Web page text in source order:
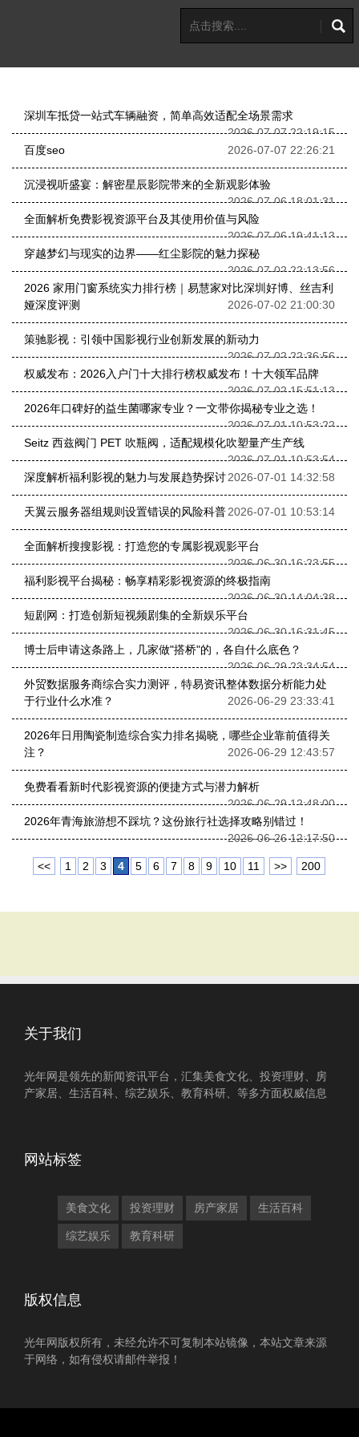
深圳车抵贷一站式车辆融资，简单高效适配全场景需求
2026-07-07 22:19:15
百度seo
2026-07-07 22:26:21
沉浸视听盛宴：解密星辰影院带来的全新观影体验
2026-07-06 18:01:31
全面解析免费影视资源平台及其使用价值与风险
2026-07-06 19:41:13
穿越梦幻与现实的边界——红尘影院的魅力探秘
2026-07-02 22:13:56
2026 家用门窗系统实力排行榜｜易慧家对比深圳好博、丝吉利
娅深度评测
2026-07-02 21:00:30
策驰影视：引领中国影视行业创新发展的新动力
2026-07-02 22:36:56
权威发布：2026入户门十大排行榜权威发布！十大领军品牌
2026-07-02 15:51:13
2026年口碑好的益生菌哪家专业？一文带你揭秘专业之选！
2026-07-01 10:53:22
Seitz 西兹阀门 PET 吹瓶阀，适配规模化吹塑量产生产线
2026-07-01 10:53:54
深度解析福利影视的魅力与发展趋势探讨2026-07-01 14:32:58
天翼云服务器组规则设置错误的风险科普2026-07-01 10:53:14
全面解析搜搜影视：打造您的专属影视观影平台
2026-06-30 16:23:55
福利影视平台揭秘：畅享精彩影视资源的终极指南
2026-06-30 14:04:38
短剧网：打造创新短视频剧集的全新娱乐平台
2026-06-30 16:31:45
博士后申请这条路上，几家做"搭桥"的，各自什么底色？
2026-06-29 23:34:54
外贸数据服务商综合实力测评，特易资讯整体数据分析能力处
于行业什么水准？
2026-06-29 23:33:41
2026年日用陶瓷制造综合实力排名揭晓，哪些企业靠前值得关
注？
2026-06-29 12:43:57
免费看看新时代影视资源的便捷方式与潜力解析
2026-06-29 12:48:00
2026年青海旅游想不踩坑？这份旅行社选择攻略别错过！
2026-06-26 12:17:50
<< 1 2 3 4 5 6 7 8 9 10 11 >> 200
关于我们
光年网是领先的新闻资讯平台，汇集美食文化、投资理财、房
产家居、生活百科、综艺娱乐、教育科研、等多方面权威信息
网站标签
美食文化 投资理财 房产家居 生活百科
综艺娱乐 教育科研
版权信息
光年网版权所有，未经允许不可复制本站镜像，本站文章来源
于网络，如有侵权请邮件举报！